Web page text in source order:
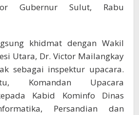
Gubernur Sulut, Rabu
khidmat dengan Wakil
Utara, Dr. Victor Mailangkay
sebagai inspektur upacara.
Komandan Upacara
Kabid Kominfo Dinas
Persandian dan